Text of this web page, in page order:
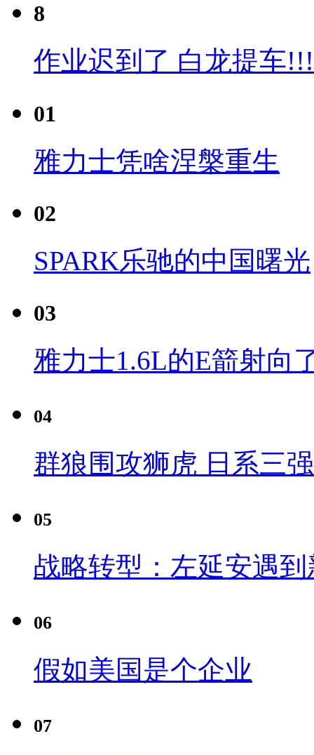
8
作业迟到了 白龙提车
01
雅力士凭啥涅槃重生
02
SPARK乐驰的中国曙光
03
雅力士1.6L的E箭射向
04
群狼围攻狮虎 日系三
05
战略转型：左延安遇
06
假如美国是个企业
07